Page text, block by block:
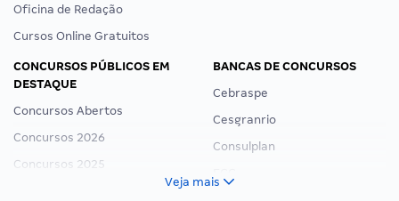
Oficina de Redação
Cursos Online Gratuitos
CONCURSOS PÚBLICOS EM
DESTAQUE
Concursos Abertos
Concursos 2026
Concursos 2025
BANCAS DE CONCURSOS
Cebraspe
Cesgranrio
Consulplan
Veja mais